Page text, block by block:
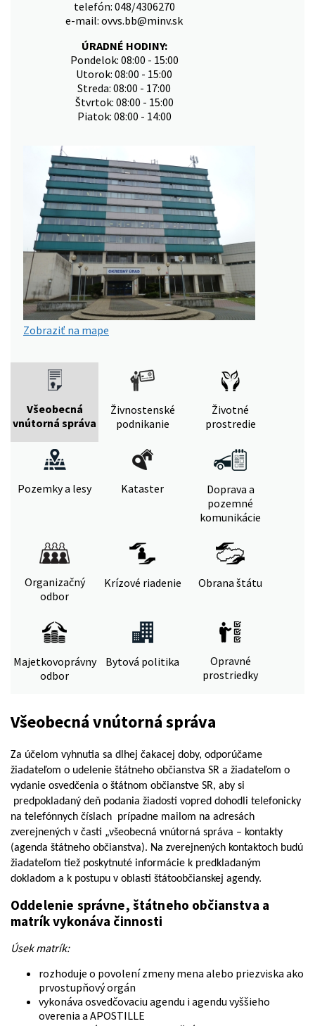
telefón: 048/4306270
e-mail: ovvs.bb@minv.sk
ÚRADNÉ HODINY:
Pondelok: 08:00 - 15:00
Utorok: 08:00 - 15:00
Streda: 08:00 - 17:00
Štvrtok: 08:00 - 15:00
Piatok: 08:00 - 14:00
Zobraziť na mape
Všeobecná
vnútorná správa
Živnostenské
podnikanie
Životné
prostredie
Pozemky a lesy Kataster
Doprava a
pozemné
komunikácie
Organizačný
odbor
Krízové riadenie Obrana štátu
Majetkovoprávny
odbor
Bytová politika
Opravné
prostriedky
Všeobecná vnútorná správa
Za účelom vyhnutia sa dlhej čakacej doby, odporúčame
žiadateľom o udelenie štátneho občianstva SR a žiadateľom o
vydanie osvedčenia o štátnom občianstve SR, aby si
predpokladaný deň podania žiadosti vopred dohodli telefonicky
na telefónnych číslach prípadne mailom na adresách
zverejnených v časti „všeobecná vnútorná správa – kontakty
(agenda štátneho občianstva). Na zverejnených kontaktoch budú
žiadateľom tiež poskytnuté informácie k predkladaným
dokladom a k postupu v oblasti štátoobčianskej agendy.
Oddelenie správne, štátneho občianstva a
matrík vykonáva činnosti
Úsek matrík:
rozhoduje o povolení zmeny mena alebo priezviska ako
prvostupňový orgán
vykonáva osvedčovaciu agendu i agendu vyššieho
overenia a APOSTILLE